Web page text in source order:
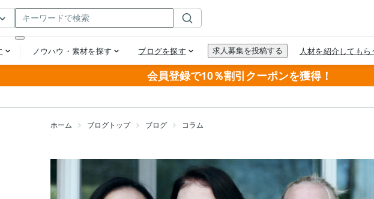
会員登録で10％割引クーポンを獲得！
ホーム ブログトップ ブログ コラム